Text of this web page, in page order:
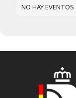
NO HAY EVENTOS